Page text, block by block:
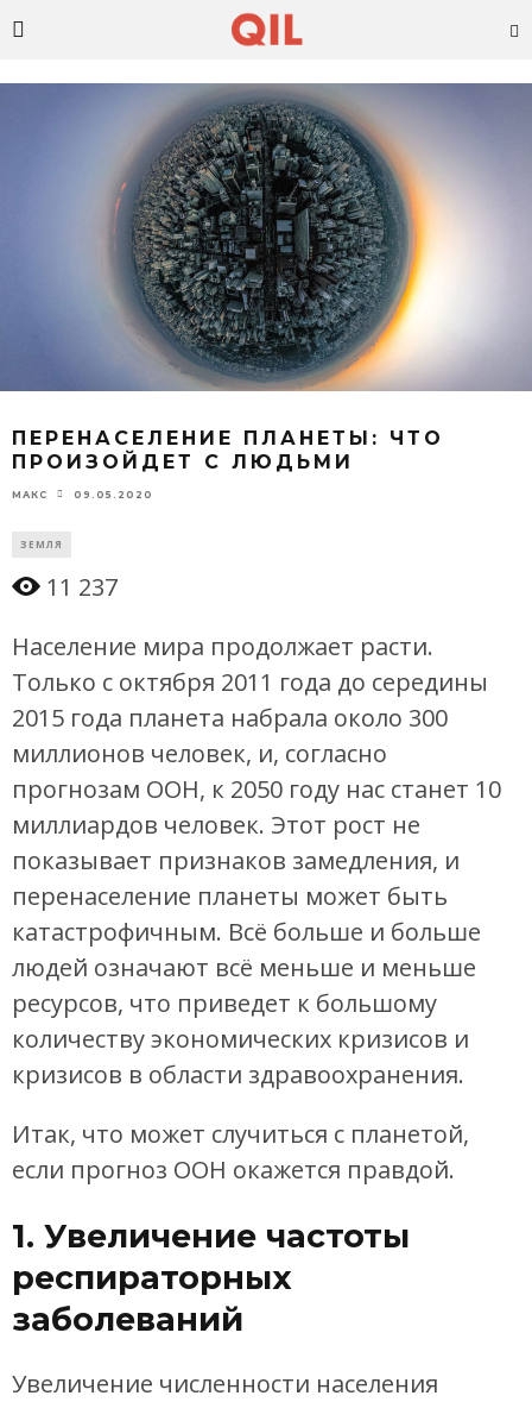
ПЕРЕНАСЕЛЕНИЕ ПЛАНЕТЫ: ЧТО
ПРОИЗОЙДЕТ С ЛЮДЬМИ
МАКС 09.05.2020
ЗЕМЛЯ
11 237
Население мира продолжает расти.
Только с октября 2011 года до середины
2015 года планета набрала около 300
миллионов человек, и, согласно
прогнозам ООН, к 2050 году нас станет 10
миллиардов человек. Этот рост не
показывает признаков замедления, и
перенаселение планеты может быть
катастрофичным. Всё больше и больше
людей означают всё меньше и меньше
ресурсов, что приведет к большому
количеству экономических кризисов и
кризисов в области здравоохранения.
Итак, что может случиться с планетой,
если прогноз ООН окажется правдой.
1. Увеличение частоты
респираторных
заболеваний
Увеличение численности населения